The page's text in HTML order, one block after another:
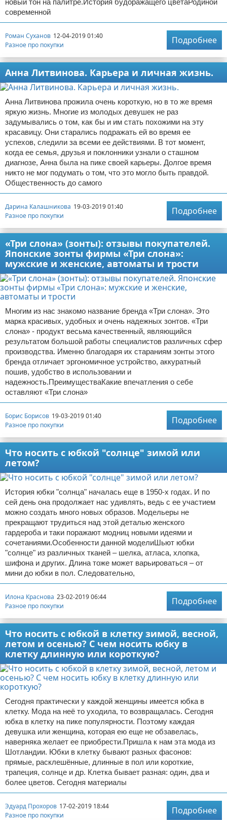
новый тон на палитре.История будоражащего цветаРодиной
современной
Роман Суханов 12-04-2019 01:40
Разное про покупки
Подробнее
Анна Литвинова. Карьера и личная жизнь.
Анна Литвинова прожила очень короткую, но в то же время
яркую жизнь. Многие из молодых девушек не раз
задумывались о том, как бы и им стать похожими на эту
красавицу. Они старались подражать ей во время ее
успехов, следили за всеми ее действиями. В тот момент,
когда ее семья, друзья и поклонники узнали о сташном
диагнозе, Анна была на пике своей карьеры. Долгое время
никто не мог подумать о том, что это могло быть правдой.
Общественность до самого
Дарина Калашникова 19-03-2019 01:40
Разное про покупки
Подробнее
«Три слона» (зонты): отзывы покупателей.
Японские зонты фирмы «Три слона»:
мужские и женские, автоматы и трости
Многим из нас знакомо название бренда «Три слона». Это
марка красивых, удобных и очень надежных зонтов. «Три
слона» - продукт весьма качественный, являющийся
результатом большой работы специалистов различных сфер
производства. Именно благодаря их стараниям зонты этого
бренда отличает эргономичное устройство, аккуратный
пошив, удобство в использовании и
надежность.ПреимуществаКакие впечатления о себе
оставляют «Три слона»
Борис Борисов 19-03-2019 01:40
Разное про покупки
Подробнее
Что носить с юбкой "солнце" зимой или
летом?
История юбки "солнца" началась еще в 1950-х годах. И по
сей день она продолжает нас удивлять, ведь с ее участием
можно создать много новых образов. Модельеры не
прекращают трудиться над этой деталью женского
гардероба и таки поражают модниц новыми идеями и
сочетаниями.Особенности данной моделиШьют юбки
"солнце" из различных тканей – шелка, атласа, хлопка,
шифона и других. Длина тоже может варьироваться – от
мини до юбки в пол. Следовательно,
Илона Краснова 23-02-2019 06:44
Разное про покупки
Подробнее
Что носить с юбкой в клетку зимой, весной,
летом и осенью? С чем носить юбку в
клетку длинную или короткую?
Сегодня практически у каждой женщины имеется юбка в
клетку. Мода на неё то уходила, то возвращалась. Сегодня
юбка в клетку на пике популярности. Поэтому каждая
девушка или женщина, которая ею еще не обзавелась,
наверняка желает ее приобрести.Пришла к нам эта мода из
Шотландии. Юбки в клетку бывают разных фасонов:
прямые, расклешённые, длинные в пол или короткие,
трапеция, солнце и др. Клетка бывает разная: один, два и
более цветов. Сегодня материалы
Эдуард Прохоров 17-02-2019 18:44
Разное про покупки
Подробнее